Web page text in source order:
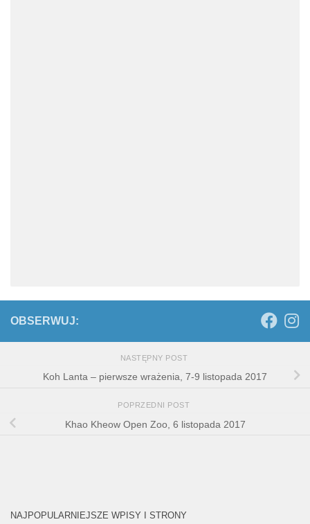
OBSERWUJ:
NASTĘPNY POST
Koh Lanta – pierwsze wrażenia, 7-9 listopada 2017
POPRZEDNI POST
Khao Kheow Open Zoo, 6 listopada 2017
NAJPOPULARNIEJSZE WPISY I STRONY